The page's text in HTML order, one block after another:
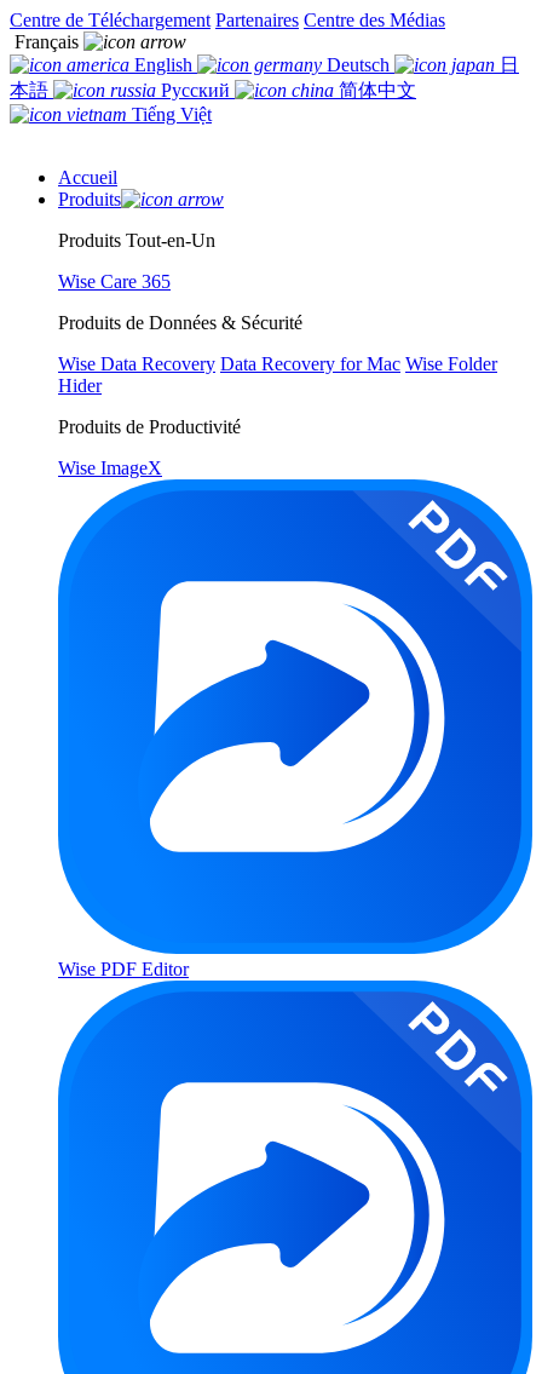
Centre de Téléchargement Partenaires Centre des Médias
Français
English
Deutsch
日
本語
Русский
简体中文
Tiếng Việt
Accueil
Produits
Produits Tout-en-Un
Wise Care 365
Produits de Données & Sécurité
Wise Data Recovery Data Recovery for Mac Wise Folder
Hider
Produits de Productivité
Wise ImageX
Wise PDF Editor